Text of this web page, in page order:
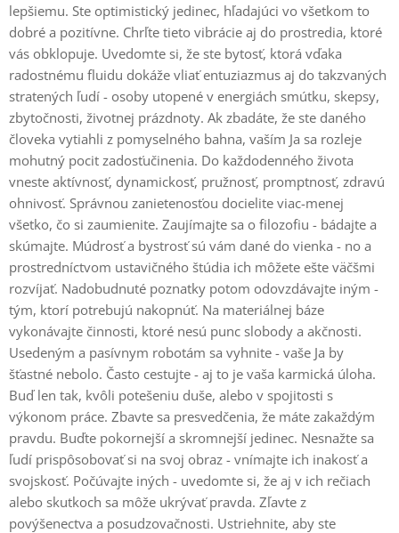
lepšiemu. Ste optimistický jedinec, hľadajúci vo všetkom to
dobré a pozitívne. Chrľte tieto vibrácie aj do prostredia, ktoré
vás obklopuje. Uvedomte si, že ste bytosť, ktorá vďaka
radostnému fluidu dokáže vliať entuziazmus aj do takzvaných
stratených ľudí - osoby utopené v energiách smútku, skepsy,
zbytočnosti, životnej prázdnoty. Ak zbadáte, že ste daného
človeka vytiahli z pomyselného bahna, vaším Ja sa rozleje
mohutný pocit zadosťučinenia. Do každodenného života
vneste aktívnosť, dynamickosť, pružnosť, promptnosť, zdravú
ohnivosť. Správnou zanietenosťou docielite viac-menej
všetko, čo si zaumienite. Zaujímajte sa o filozofiu - bádajte a
skúmajte. Múdrosť a bystrosť sú vám dané do vienka - no a
prostredníctvom ustavičného štúdia ich môžete ešte väčšmi
rozvíjať. Nadobudnuté poznatky potom odovzdávajte iným -
tým, ktorí potrebujú nakopnúť. Na materiálnej báze
vykonávajte činnosti, ktoré nesú punc slobody a akčnosti.
Usedeným a pasívnym robotám sa vyhnite - vaše Ja by
šťastné nebolo. Často cestujte - aj to je vaša karmická úloha.
Buď len tak, kvôli potešeniu duše, alebo v spojitosti s
výkonom práce. Zbavte sa presvedčenia, že máte zakaždým
pravdu. Buďte pokornejší a skromnejší jedinec. Nesnažte sa
ľudí prispôsobovať si na svoj obraz - vnímajte ich inakosť a
svojskosť. Počúvajte iných - uvedomte si, že aj v ich rečiach
alebo skutkoch sa môže ukrývať pravda. Zľavte z
povýšenectva a posudzovačnosti. Ustriehnite, aby ste